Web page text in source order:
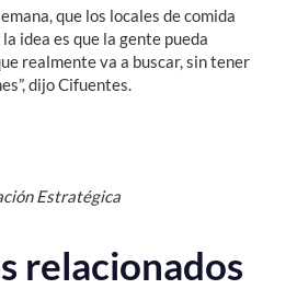
que los locales de comida
idea es que la gente pueda
realmente va a buscar, sin tener
dijo Cifuentes.
Estratégica
relacionados